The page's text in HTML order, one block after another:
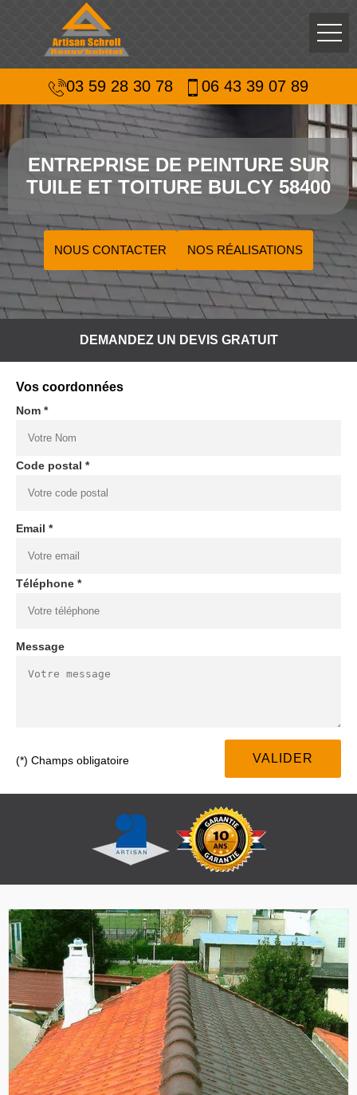
03 59 28 30 78 06 43 39 07 89
ENTREPRISE DE PEINTURE SUR
TUILE ET TOITURE BULCY 58400
NOUS CONTACTER NOS RÉALISATIONS
DEMANDEZ UN DEVIS GRATUIT
Vos coordonnées
Nom *
Code postal *
Email *
Téléphone *
Message
(*) Champs obligatoire